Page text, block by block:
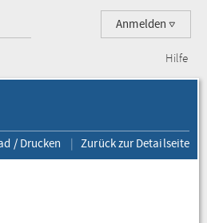
Anmelden
Hilfe
/ Drucken Zurück zur Detailseite